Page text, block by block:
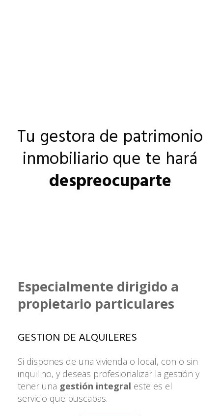
Tu gestora de patrimonio
inmobiliario que te hará
despreocuparte
Especialmente dirigido a
propietario particulares
GESTION DE ALQUILERES
Si dispones de una vivienda o local, con o sin
inquilino, y deseas profesionalizar la gestión y
tener una gestión integral este es el
servicio que buscabas.